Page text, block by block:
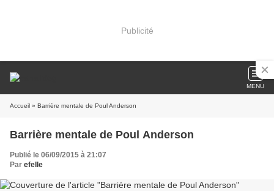
Publicité
MENU
Accueil » Barrière mentale de Poul Anderson
Barrière mentale de Poul Anderson
Publié le 06/09/2015 à 21:07
Par efelle